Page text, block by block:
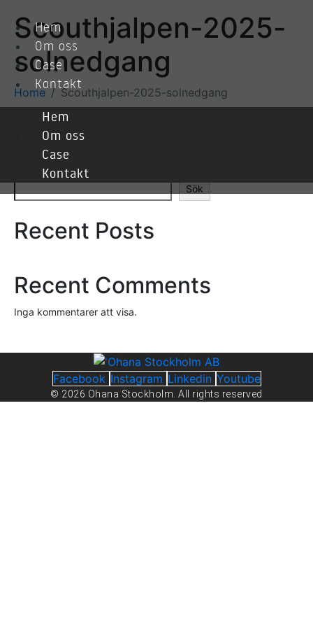
Hem
Om oss
Case
Kontakt
Hem
Om oss
Case
Kontakt
Scouthjalpen-2025-
solnedgang
Home Scouthjalpen-2025-solnedgang
Sök
Recent Posts
Recent Comments
Inga kommentarer att visa.
Facebook Instagram Linkedin Youtube
© 2026 Ohana Stockholm. All rights reserved